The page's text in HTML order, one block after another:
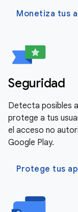
Monetiza tus
Seguridad
Detecta posibles
protege a tus
el acceso no
Google Play.
Protege tus